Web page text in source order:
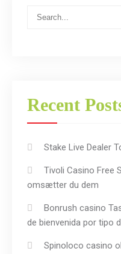
Recent
Stake Live Dealer
Tivoli Casino Free
omsætter du dem
Bonrush casino
de bienvenida por tipo
Spinoloco casino